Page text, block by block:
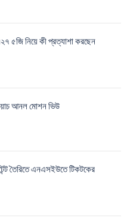
৫জি নিয়ে কী প্রত্যাশা করছেন
আনল মোশন ভিউ
তৈরিতে এনএসইউতে টিকটকের